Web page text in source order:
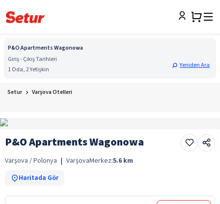
P&O Apartments Wagonowa
Giriş - Çıkış Tarihleri
1 Oda, 2 Yetişkin
Yeniden Ara
Setur Varşova Otelleri
P&O Apartments Wagonowa
Varşova / Polonya | VarşovaMerkez:5.6 km
Haritada Gör